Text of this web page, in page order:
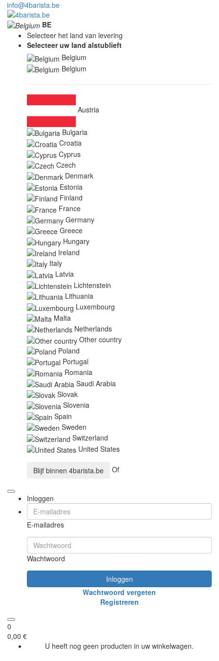
info@4barista.be
BE
Selecteer het land van levering
Selecteer uw land alstublieft
Belgium
Belgium
Austria
Bulgaria
Croatia
Cyprus
Czech
Denmark
Estonia
Finland
France
Germany
Greece
Hungary
Ireland
Italy
Latvia
Lichtenstein
Lithuania
Luxembourg
Malta
Netherlands
Other country
Poland
Portugal
Romania
Saudi Arabia
Slovak
Slovenia
Spain
Sweden
Switzerland
United States
Blijf binnen 4barista.be Of
Inloggen
E-mailadres
Wachtwoord
Inloggen
Wachtwoord vergeten
Registreren
0
0,00 €
U heeft nog geen producten in uw winkelwagen.